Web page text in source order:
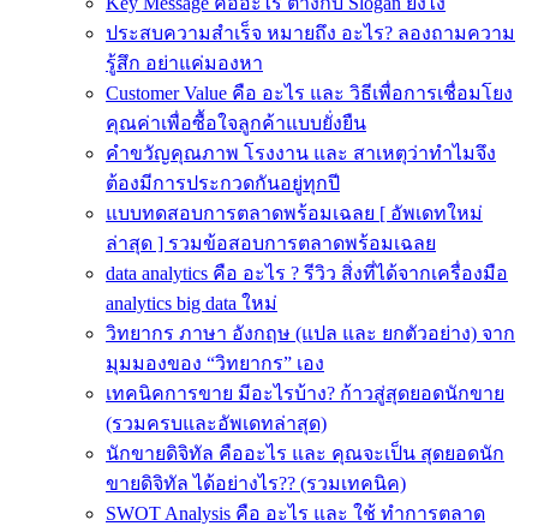
ประสบความสําเร็จ หมายถึง อะไร? ลองถามความ
รู้สึก อย่าแค่มองหา
Customer Value คือ อะไร และ วิธีเพื่อการเชื่อมโยง
คุณค่าเพื่อซื้อใจลูกค้าแบบยั่งยืน
คําขวัญคุณภาพ โรงงาน และ สาเหตุว่าทำไมจึง
ต้องมีการประกวดกันอยู่ทุกปี
แบบทดสอบการตลาดพร้อมเฉลย [ อัพเดทใหม่
ล่าสุด ] รวมข้อสอบการตลาดพร้อมเฉลย
data analytics คือ อะไร ? รีวิว สิ่งที่ได้จากเครื่องมือ
analytics big data ใหม่
วิทยากร ภาษา อังกฤษ (แปล และ ยกตัวอย่าง) จาก
มุมมองของ “วิทยากร” เอง
เทคนิคการขาย มีอะไรบ้าง? ก้าวสู่สุดยอดนักขาย
(รวมครบและอัพเดทล่าสุด)
นักขายดิจิทัล คืออะไร และ คุณจะเป็น สุดยอดนัก
ขายดิจิทัล ได้อย่างไร?? (รวมเทคนิค)
SWOT Analysis คือ อะไร และ ใช้ ทำการตลาด